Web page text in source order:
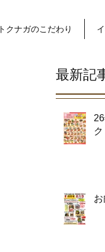
トクナガのこだわり
最新記
ク
お